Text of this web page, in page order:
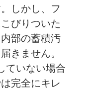
しかし、 フ
びりついた
部の蓄積汚
きません。
ていない場合
完全にキレ